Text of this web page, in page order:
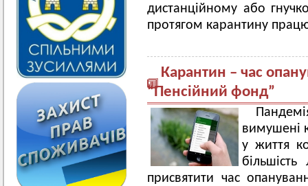
дистанційному або
протягом карантину
Карантин – час
“Пенсійний фонд”
вимушені
у життя
присвятити час